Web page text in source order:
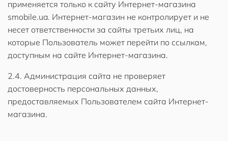
применяется только к сайту Интернет-магазина
smobile.ua. Интернет-магазин не контролирует и не
несет ответственности за сайты третьих лиц, на
которые Пользователь может перейти по ссылкам,
доступным на сайте Интернет-магазина.
2.4. Администрация сайта не проверяет
достоверность персональных данных,
предоставляемых Пользователем сайта Интернет-
магазина.